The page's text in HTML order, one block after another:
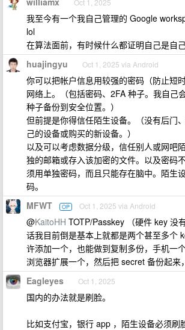
Oct 1, 2025
我至今有一个我自己管理的 Google
lol
在算法面前，有时候什么都证明自己是自己
huajingyu Oct 1, 2025 via Android
你可以把帐户信息用较强的密码（防止短
网络上。（包括密码、2FA 种子。我自己
种子备份到安全位置。）
但前提是你得信任陌生设备。（没有后门
己的设备或购买的新设备。）
以及可以考虑数据分级，信任别人或网吧
独的邮箱或存入该加密的文件。以及密码
须用单独密码，而且只能存在脑中。陌生
码。
MFWT OP Oct 1, 2025 via Android
@KaitoHH TOTP/Passkey （硬件 key 没
话我目前倒是基本上就都是两个甚至多个
许添加一个，也能做到复制多份，手机一
浏览器扩展一个，然后把 secret 备份起来
Eagleyes Oct 1, 2025
国内的办法就是刷脸。
比如支付宝，银行 app ，陌生设备必须刷